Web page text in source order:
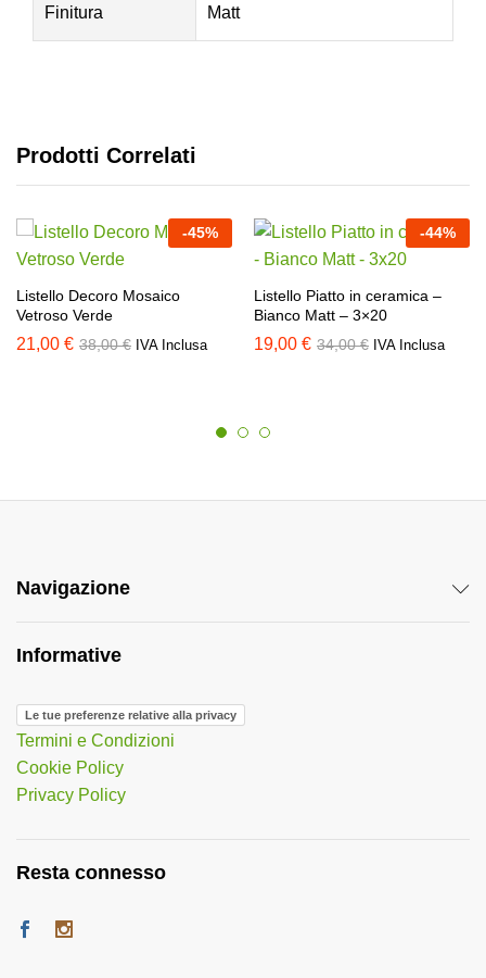
Finitura Matt
Prodotti Correlati
-45%
Listello Decoro Mosaico
Vetroso Verde
21,00 € 38,00€ IVA Inclusa
-44%
Listello Piatto in ceramica –
Bianco Matt – 3×20
19,00 € 34,00€ IVA Inclusa
Navigazione
Informative
Le tue preferenze relative alla privacy
Termini e Condizioni
Cookie Policy
Privacy Policy
Resta connesso